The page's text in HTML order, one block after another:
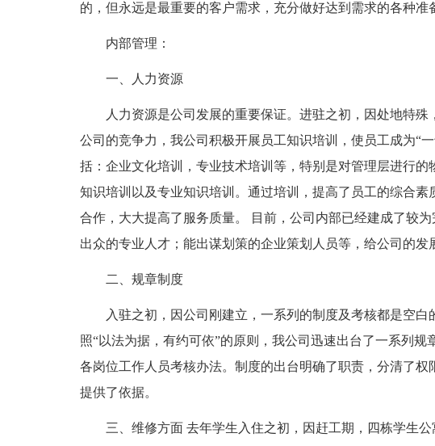
的，但永远是最重要的客户需求，充分做好达到需求的各种准
内部管理：
一、人力资源
人力资源是公司发展的重要保证。进驻之初，因处地特
公司的竞争力，我公司积极开展员工知识培训，使员工成为“
括：企业文化培训，专业技术培训等，特别是对管理层进行
知识培训以及专业知识培训。通过培训，提高了员工的综合
合作，大大提高了服务质量。 目前，公司内部已经建成了较
出众的专业人才；能出谋划策的企业策划人员等，给公司的发
二、规章制度
入驻之初，因公司刚建立，一系列的制度及考核都是空
照“以法为据，有约可依”的原则，我公司迅速出台了一系列
各岗位工作人员考核办法。制度的出台明确了职责，分清了权
提供了依据。
三、维修方面 去年学生入住之初，因赶工期，四栋学生